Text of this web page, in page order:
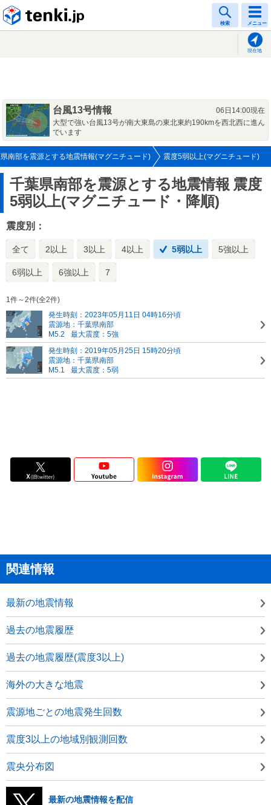
検索 メニュー
現在地
台風13号情報
06日14:00現在
大型で強い台風13号が南大東島の東北東約190kmを西北西に進ん
でいます
南部を震源とする地震情報(マグニチュード) 震度5弱以上(マグニチュード)
千葉県南部を震源とする地震情報 震度
5弱以上(マグニチュード・降順)
震度別：
全て 2以上 3以上 4以上 5弱以上 5強以上
6弱以上 6強以上 7
1件～2件(全2件)
発生時刻：2023年05月11日 04時16分頃
震源地：千葉県南部
M5.2
最大震度：5強
発生時刻：2019年05月25日 15時20分頃
震源地：千葉県南部
M5.1
最大震度：5弱
関連情報
最新の地震情報
過去の地震履歴
過去の地震履歴(震度3以上)
海外の大きな地震
震源地ごとの地震発生回数
震度3以上の地域別観測回数
震央分布図
最新の地震情報を配信